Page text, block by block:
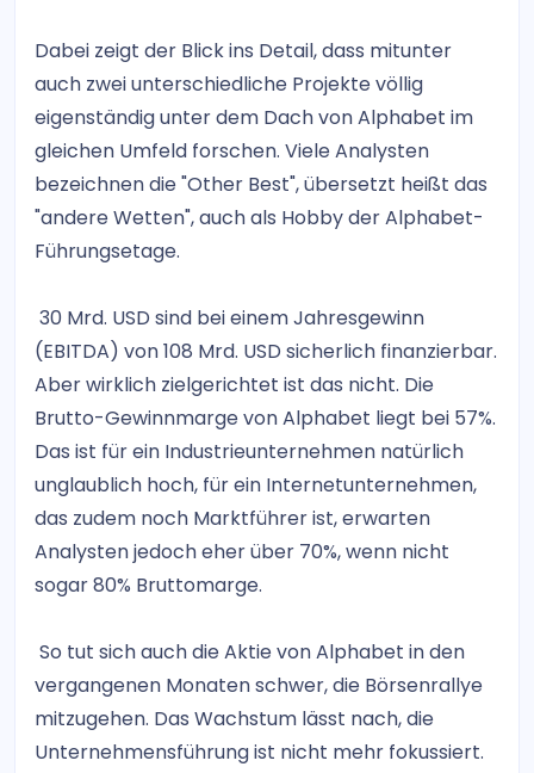
Dabei zeigt der Blick ins Detail, dass mitunter
auch zwei unterschiedliche Projekte völlig
eigenständig unter dem Dach von Alphabet im
gleichen Umfeld forschen. Viele Analysten
bezeichnen die "Other Best", übersetzt heißt das
"andere Wetten", auch als Hobby der Alphabet-
Führungsetage.
30 Mrd. USD sind bei einem Jahresgewinn
(EBITDA) von 108 Mrd. USD sicherlich finanzierbar.
Aber wirklich zielgerichtet ist das nicht. Die
Brutto-Gewinnmarge von Alphabet liegt bei 57%.
Das ist für ein Industrieunternehmen natürlich
unglaublich hoch, für ein Internetunternehmen,
das zudem noch Marktführer ist, erwarten
Analysten jedoch eher über 70%, wenn nicht
sogar 80% Bruttomarge.
So tut sich auch die Aktie von Alphabet in den
vergangenen Monaten schwer, die Börsenrallye
mitzugehen. Das Wachstum lässt nach, die
Unternehmensführung ist nicht mehr fokussiert.